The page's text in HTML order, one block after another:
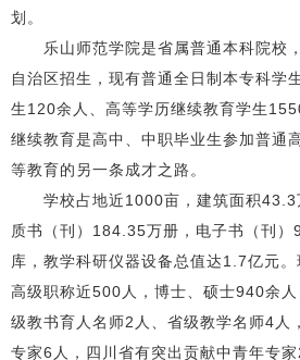
划。
乐山师范学院是省属普通本科院校，
自治区招生，现有普通全日制本专科学
生120余人、高等学历继续教育学生
继续教育是高中、中职毕业生参加普通
等教育的另一条成才之路。
学校占地近1000亩，建筑面积43.3
质书（刊）184.35万册，电子书（刊
库，教学科研仪器设备总值达1.7亿元。
高级职称近500人，博士、硕士940余
级教书育人名师2人、省级教学名师4人
专家6人，四川省有突出贡献中青年专